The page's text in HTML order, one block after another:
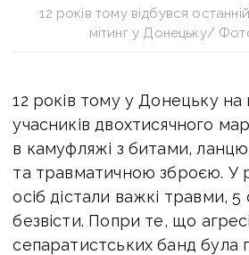
12 років тому відбувся
мітинг у Донецьку/
12 років тому у Донецьку
учасників двохтисячного
в камуфляжі з битами,
та травматичною зброєю. У
осіб дістали важкі травми, 5
безвісти. Попри те, що
сепаратистських банд була